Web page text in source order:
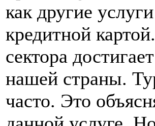
как другие
кредитной
сектора
нашей страны.
часто. Это